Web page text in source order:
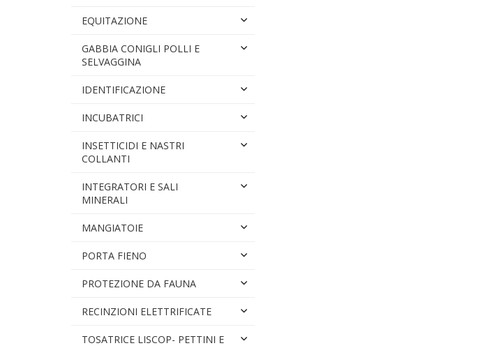
EQUITAZIONE
GABBIA CONIGLI POLLI E
SELVAGGINA
IDENTIFICAZIONE
INCUBATRICI
INSETTICIDI E NASTRI
COLLANTI
INTEGRATORI E SALI
MINERALI
MANGIATOIE
PORTA FIENO
PROTEZIONE DA FAUNA
RECINZIONI ELETTRIFICATE
TOSATRICE LISCOP- PETTINI E